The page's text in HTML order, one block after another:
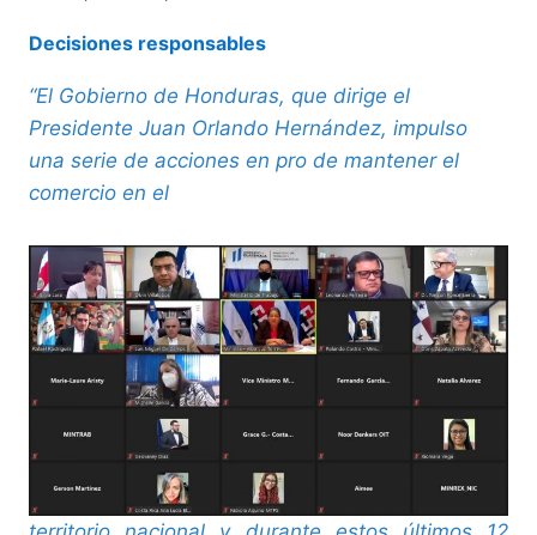
Decisiones responsables
“El Gobierno de Honduras, que dirige el
Presidente Juan Orlando Hernández, impulso
una serie de acciones en pro de mantener el
comercio en el